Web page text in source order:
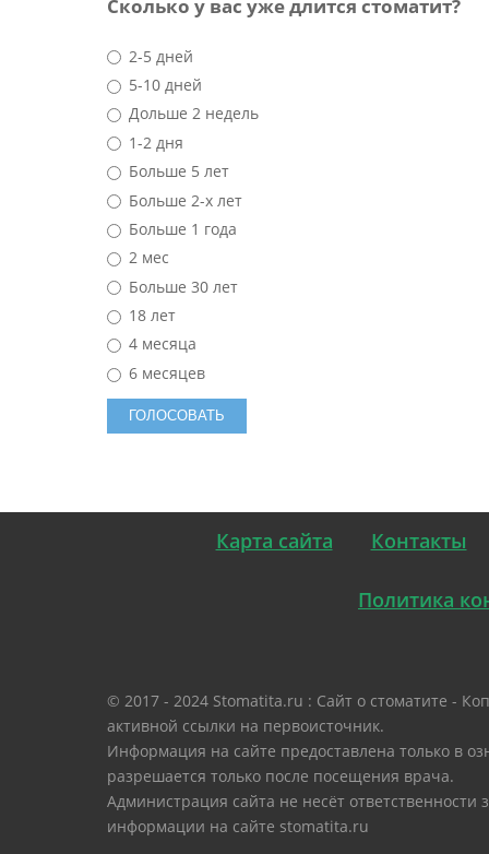
Сколько у вас уже длится стоматит?
2-5 дней
5-10 дней
Дольше 2 недель
1-2 дня
Больше 5 лет
Больше 2-х лет
Больше 1 года
2 мес
Больше 30 лет
18 лет
4 месяца
6 месяцев
Карта сайта Контакты
Политика
© 2017 - 2024 Stomatita.ru : Сайт о стоматите -
активной ссылки на первоисточник.
Информация на сайте предоставлена только в
разрешается только после посещения врача.
Администрация сайта не несёт
информации на сайте stomatita.ru